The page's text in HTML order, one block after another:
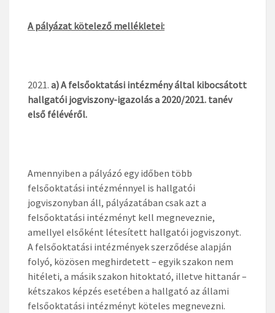
A pályázat kötelező mellékletei:
a) A felsőoktatási intézmény által kibocsátott
hallgatói jogviszony-igazolás a 2020/2021. tanév
első félévéről.
Amennyiben a pályázó egy időben több
felsőoktatási intézménnyel is hallgatói
jogviszonyban áll, pályázatában csak azt a
felsőoktatási intézményt kell megneveznie,
amellyel elsőként létesített hallgatói jogviszonyt.
A felsőoktatási intézmények szerződése alapján
folyó, közösen meghirdetett – egyik szakon nem
hitéleti, a másik szakon hitoktató, illetve hittanár –
kétszakos képzés esetében a hallgató az állami
felsőoktatási intézményt köteles megnevezni.